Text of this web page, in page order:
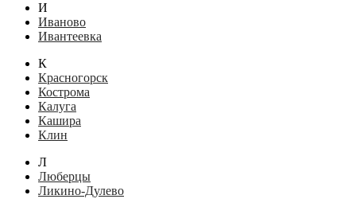
И
Иваново
Ивантеевка
К
Красногорск
Кострома
Калуга
Кашира
Клин
Л
Люберцы
Ликино-Дулево